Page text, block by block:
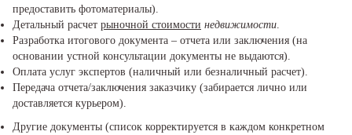
предоставить фотоматериалы).
Детальный расчет рыночной стоимости недвижимости
Разработка итогового документа – отчета или заключения (на
основании устной консультации документы не выдаются).
Оплата услуг экспертов (наличный или безналичный расчет).
Передача отчета/заключения заказчику (забирается лично или
доставляется курьером).
Другие документы (список корректируется в каждом конкретном